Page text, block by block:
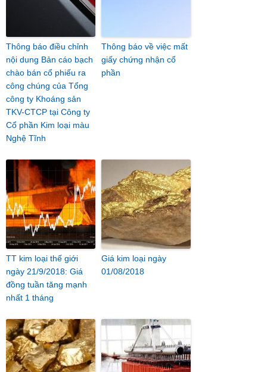
Thông báo điều chỉnh
nội dung Bản cáo bạch
chào bán cổ phiếu ra
công chúng của Tổng
công ty Khoáng sản
TKV-CTCP tại Công ty
Cổ phần Kim loại màu
Nghệ Tĩnh
Thông báo về việc mất
giấy chứng nhận cổ
phần
TT kim loại thế giới
ngày 21/9/2018: Giá
đồng tuần tăng mạnh
nhất 1 tháng
Giá kim loại ngày
01/08/2018